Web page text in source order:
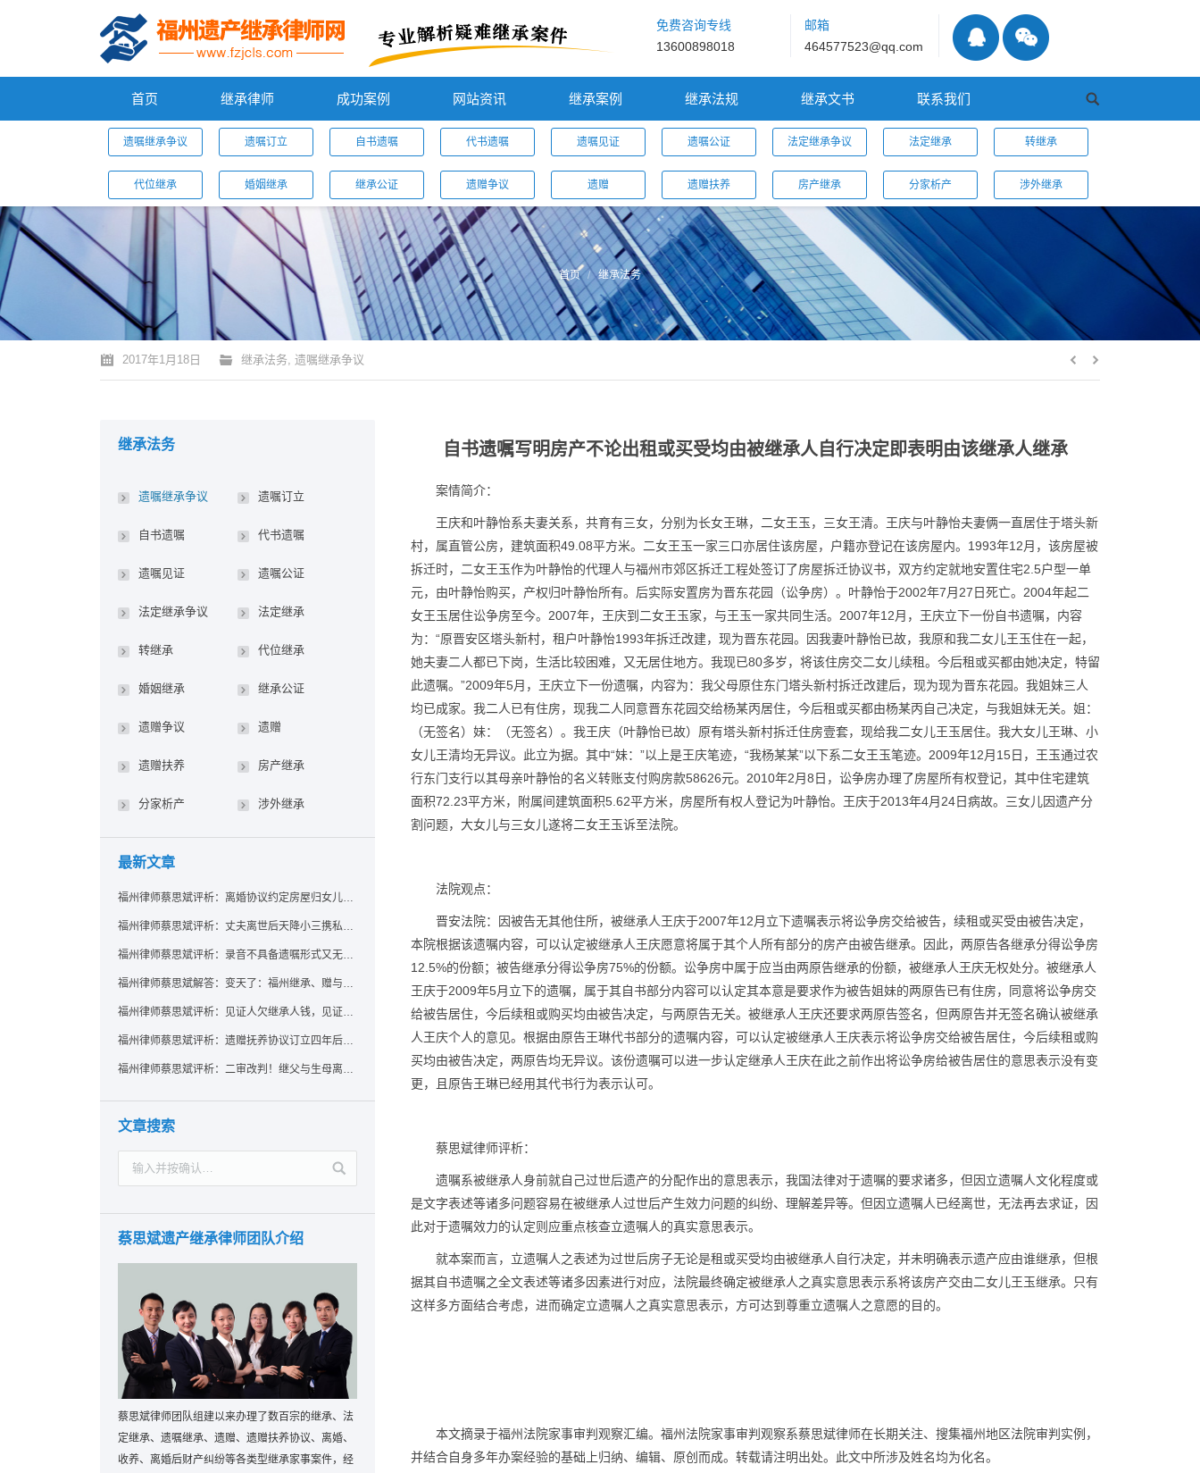
免费咨询专线
13600898018
邮箱
464577523@qq.com
首页 继承律师 成功案例 网站资讯 继承案例 继承法规 继承文书 联系我们
遗嘱继承争议 遗嘱订立 自书遗嘱 代书遗嘱 遗嘱见证 遗嘱公证 法定继承争议 法定继承 转继承
代位继承 婚姻继承 继承公证 遗赠争议 遗赠 遗赠扶养 房产继承 分家析产 涉外继承
您的位置： 首页 继承法务
2017年1月18日 继承法务, 遗嘱继承争议
自书遗嘱写明房产不论出租或买受均由被继承人自行决定即表明由该继承人继承
案情简介：
王庆和叶静怡系夫妻关系，共育有三女，分别为长女王琳，二女王玉，三女王清。王庆与叶静怡夫妻俩一直居住于塔头新
村，属直管公房，建筑面积49.08平方米。二女王玉一家三口亦居住该房屋，户籍亦登记在该房屋内。1993年12月，该房屋被
拆迁时，二女王玉作为叶静怡的代理人与福州市郊区拆迁工程处签订了房屋拆迁协议书，双方约定就地安置住宅2.5户型一单
元，由叶静怡购买，产权归叶静怡所有。后实际安置房为晋东花园（讼争房）。叶静怡于2002年7月27日死亡。2004年起二
女王玉居住讼争房至今。2007年，王庆到二女王玉家，与王玉一家共同生活。2007年12月，王庆立下一份自书遗嘱，内容
为：“原晋安区塔头新村，租户叶静怡1993年拆迁改建，现为晋东花园。因我妻叶静怡已故，我原和我二女儿王玉住在一起，
她夫妻二人都已下岗，生活比较困难，又无居住地方。我现已80多岁，将该住房交二女儿续租。今后租或买都由她决定，特留
此遗嘱。”2009年5月，王庆立下一份遗嘱，内容为：我父母原住东门塔头新村拆迁改建后，现为现为晋东花园。我姐妹三人
均已成家。我二人已有住房，现我二人同意晋东花园交给杨某丙居住，今后租或买都由杨某丙自己决定，与我姐妹无关。姐：
（无签名）妹：（无签名）。我王庆（叶静怡已故）原有塔头新村拆迁住房壹套，现给我二女儿王玉居住。我大女儿王琳、小
女儿王清均无异议。此立为据。其中“妹：”以上是王庆笔迹，“我杨某某”以下系二女王玉笔迹。2009年12月15日，王玉通过农
行东门支行以其母亲叶静怡的名义转账支付购房款58626元。2010年2月8日，讼争房办理了房屋所有权登记，其中住宅建筑
面积72.23平方米，附属间建筑面积5.62平方米，房屋所有权人登记为叶静怡。王庆于2013年4月24日病故。三女儿因遗产分
割问题，大女儿与三女儿遂将二女王玉诉至法院。
法院观点：
晋安法院：因被告无其他住所，被继承人王庆于2007年12月立下遗嘱表示将讼争房交给被告，续租或买受由被告决定，
本院根据该遗嘱内容，可以认定被继承人王庆愿意将属于其个人所有部分的房产由被告继承。因此，两原告各继承分得讼争房
12.5%的份额；被告继承分得讼争房75%的份额。讼争房中属于应当由两原告继承的份额，被继承人王庆无权处分。被继承人
王庆于2009年5月立下的遗嘱，属于其自书部分内容可以认定其本意是要求作为被告姐妹的两原告已有住房，同意将讼争房交
给被告居住，今后续租或购买均由被告决定，与两原告无关。被继承人王庆还要求两原告签名，但两原告并无签名确认被继承
人王庆个人的意见。根据由原告王琳代书部分的遗嘱内容，可以认定被继承人王庆表示将讼争房交给被告居住，今后续租或购
买均由被告决定，两原告均无异议。该份遗嘱可以进一步认定继承人王庆在此之前作出将讼争房给被告居住的意思表示没有变
更，且原告王琳已经用其代书行为表示认可。
蔡思斌律师评析：
遗嘱系被继承人身前就自己过世后遗产的分配作出的意思表示，我国法律对于遗嘱的要求诸多，但因立遗嘱人文化程度或
是文字表述等诸多问题容易在被继承人过世后产生效力问题的纠纷、理解差异等。但因立遗嘱人已经离世，无法再去求证，因
此对于遗嘱效力的认定则应重点核查立遗嘱人的真实意思表示。
就本案而言，立遗嘱人之表述为过世后房子无论是租或买受均由被继承人自行决定，并未明确表示遗产应由谁继承，但根
据其自书遗嘱之全文表述等诸多因素进行对应，法院最终确定被继承人之真实意思表示系将该房产交由二女儿王玉继承。只有
这样多方面结合考虑，进而确定立遗嘱人之真实意思表示，方可达到尊重立遗嘱人之意愿的目的。
本文摘录于福州法院家事审判观察汇编。福州法院家事审判观察系蔡思斌律师在长期关注、搜集福州地区法院审判实例，
并结合自身多年办案经验的基础上归纳、编辑、原创而成。转载请注明出处。此文中所涉及姓名均为化名。
继承法务
遗嘱继承争议 遗嘱订立
自书遗嘱 代书遗嘱
遗嘱见证 遗嘱公证
法定继承争议 法定继承
转继承 代位继承
婚姻继承 继承公证
遗赠争议 遗赠
遗赠扶养 房产继承
分家析产 涉外继承
最新文章
福州律师蔡思斌评析：离婚协议约定房屋归女儿所有，父亲去世后继母能否拒绝过户？
福州律师蔡思斌评析：丈夫离世后天降小三携私生子争遗产，法院正义判决保住原配80%份额！
福州律师蔡思斌评析：录音不具备遗嘱形式又无法证明赠与意愿——法院：按法定继承处理
福州律师蔡思斌解答：变天了：福州继承、赠与房产转让要收20%个税？福州国税官方回复来了！
福州律师蔡思斌评析：见证人欠继承人钱，见证遗嘱还有效吗？
福州律师蔡思斌评析：遗赠抚养协议订立四年后丧失民事行为能力，协议有效吗？
福州律师蔡思斌评析：二审改判！继父与生母离婚后，曾受其抚养的继子女是否仍享有继承权？
文章搜索
蔡思斌遗产继承律师团队介绍
蔡思斌律师团队组建以来办理了数百宗的继承、法
定继承、遗嘱继承、遗赠、遗赠扶养协议、离婚、
收养、离婚后财产纠纷等各类型继承家事案件，经